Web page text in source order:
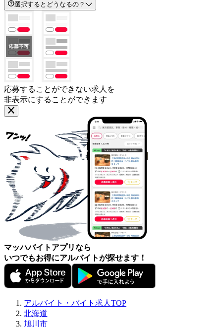
選択するとどうなるの？
応募することができない求人を
非表示にすることができます
マッハバイトアプリなら
いつでもお得にアルバイトが探せます！
アルバイト・バイト求人TOP
北海道
旭川市